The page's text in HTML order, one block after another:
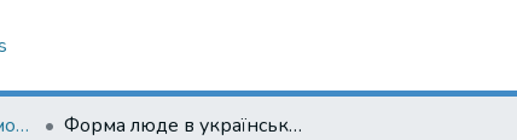
Кафедра української мови Форма люде в українських говірках